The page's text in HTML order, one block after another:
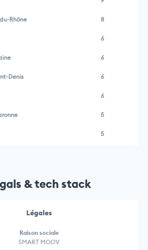
Rhône 8
6
6
Denis 6
6
5
5
& tech stack
Légales
Raison sociale
SMART MOOV